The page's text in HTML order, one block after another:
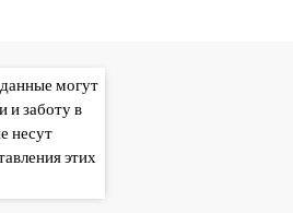
могут
и заботу в
несут
этих